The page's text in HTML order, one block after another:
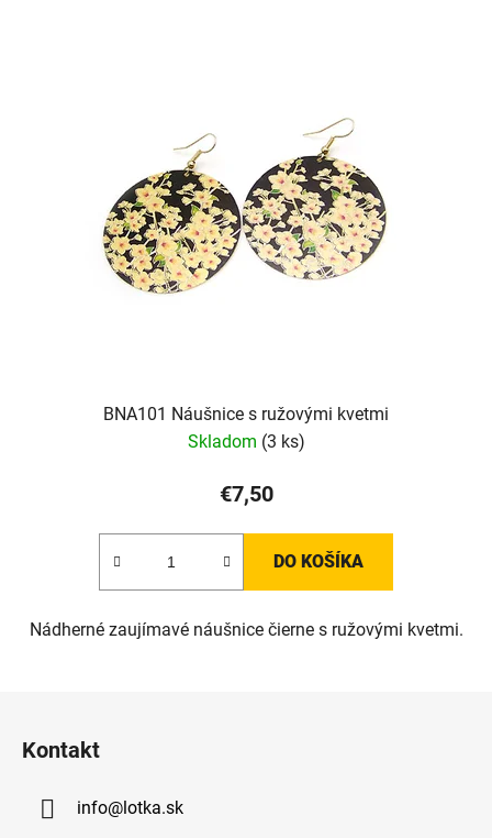
BNA101 Náušnice s ružovými kvetmi
Skladom (3 ks)
€7,50
DO KOŠÍKA
Nádherné zaujímavé náušnice čierne s ružovými kvetmi.
Kontakt
info@lotka.sk